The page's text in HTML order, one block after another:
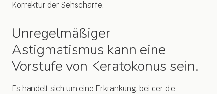
Korrektur der Sehschärfe.
Unregelmäßiger
Astigmatismus kann eine
Vorstufe von Keratokonus sein.
Es handelt sich um eine Erkrankung, bei der die